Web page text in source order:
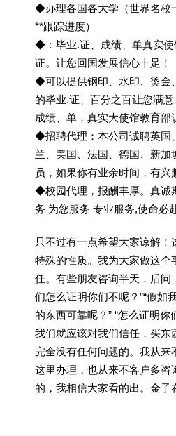
◆办理各国各大学（世界名校
**跟踪进度）
◆：毕业.证、成绩、单真实使
证。让您回国发展信心十足！
◆可以提供钢印、水印、烫金
的毕业.证、百分之百让您满意
成绩、单，真实大使馆教育部
◆招聘代理：本公司诚聘英国
兰、美国、法国、德国、新加
员，如果你有业余时间，有兴
◆校园代理，报酬丰厚。真诚
务 为您服务 专业服务,使命必
只不过有一点希望大家谅解！
特殊的性质。我为大家做这个
任。有些朋友咨询半天，后问
们怎么证明你们不呢？”“假如
的东西可靠呢？” “怎么证明你
我们就应该对我们信任，买东
完全没有任何问题的。我从来
这里办理，也从来不客户多咨
的，我相信大家看的出。金子